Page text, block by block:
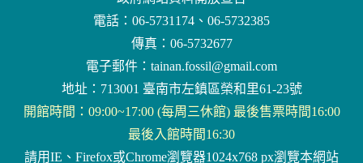
電話：06-5731174、06-5732385
傳真：06-5732677
電子郵件： tainan.fossil@gmail.com
地址：713001 臺南市左鎮區榮和里61-23號
開館時間：09:00~17:00 (每周三休館) 最後售票時間16:00
最後入館時間16:30
請用IE、Firefox或Chrome瀏覽器1024x768 px瀏覽本網站